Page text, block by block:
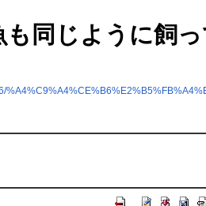
同じように飼